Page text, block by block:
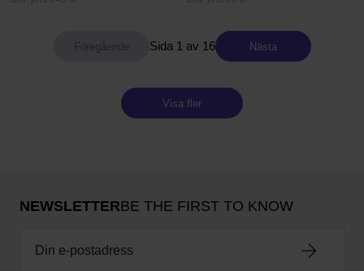
Sida 1 av 16 Nästa
Visa fler
NEWSLETTERBE THE FIRST TO KNOW